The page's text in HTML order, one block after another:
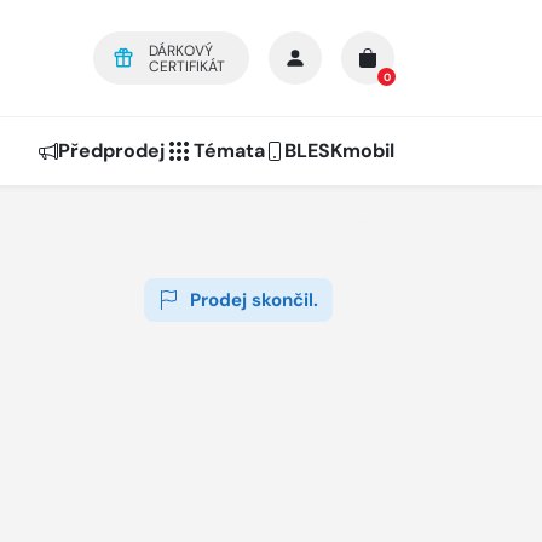
DÁRKOVÝ
CERTIFIKÁT
0
Předprodej Témata BLESKmobil
Prodej skončil.